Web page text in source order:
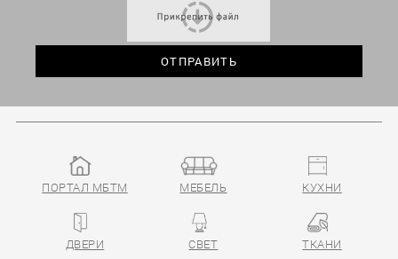
ПОРТАЛ МБТМ МЕБЕЛЬ КУХНИ
ДВЕРИ СВЕТ ТКАНИ